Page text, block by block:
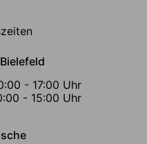
- 17:00 Uhr
- 15:00 Uhr